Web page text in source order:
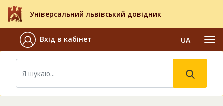
Універсальний львівський довідник
Вхід в кабінет UA